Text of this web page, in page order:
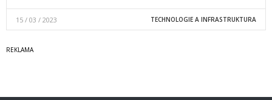
15 / 03 / 2023 TECHNOLOGIE A INFRASTRUKTURA